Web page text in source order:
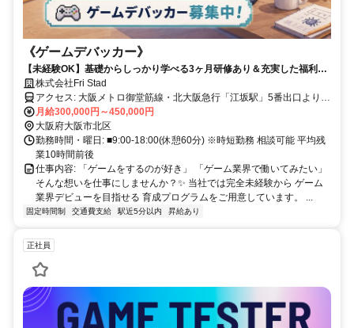
《ゲームデバッカー》
【未経験OK】基礎からしっかり学べる3ヶ月研修あり＆充実した福利厚
生で理想のキャリアを！！
株式会社Fri Stad
アクセス: 大阪メトロ御堂筋線・北大阪急行「江坂駅」5番出口より徒
歩約1分
月給300,000円～450,000円
大阪府大阪市北区
勤務時間・曜日: ■9:00-18:00(休憩60分) ※時短勤務 相談可能 平均残
業10時間前後
仕事内容: 「ゲームをするのが好き」 「ゲーム業界で働いてみたい」
そんな想いを仕事にしませんか？✨ 当社では完全未経験から ゲーム
業界デビューを目指せる 育成プログラムをご用意しています。 ...
固定時間制 交通費支給 駅近5分以内 昇給あり
正社員